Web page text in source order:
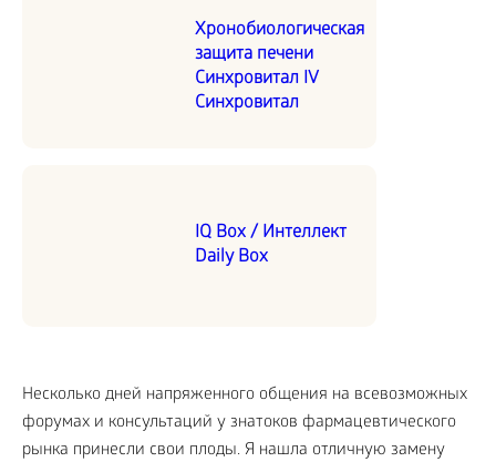
Хронобиологическая
защита печени
Синхровитал IV
Синхровитал
IQ Box / Интеллект
Daily Box
Несколько дней напряженного общения на всевозможных
форумах и консультаций у знатоков фармацевтического
рынка принесли свои плоды. Я нашла отличную замену